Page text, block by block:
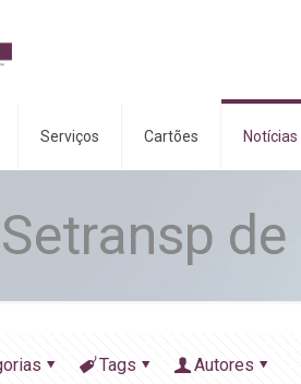
Serviços Cartões Notícias
Tags Autores